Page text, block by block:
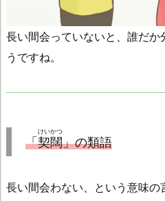
長い間会っていないと、誰だ
うですね。
「契闊
けいかつ
」の類語
長い間会わない、という意味の